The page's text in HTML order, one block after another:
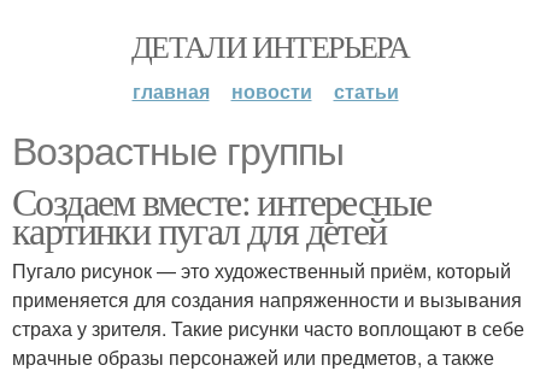
ДЕТАЛИ ИНТЕРЬЕРА
главная новости статьи
Возрастные группы
Создаем вместе: интересные
картинки пугал для детей
Пугало рисунок — это художественный приём, который
применяется для создания напряженности и вызывания
страха у зрителя. Такие рисунки часто воплощают в себе
мрачные образы персонажей или предметов, а также